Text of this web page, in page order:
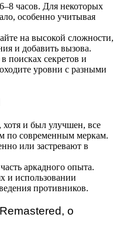
часов. Для некоторых
особенно учитывая
на высокой сложности,
и добавить вызова.
поисках секретов и
уровни с разными
хотя и был улучшен, все
по современным меркам.
или застревают в
аркадного опыта.
и использовании
противников.
о